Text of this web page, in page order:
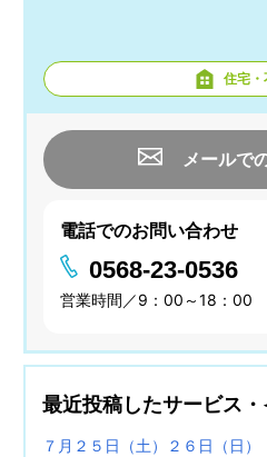
住宅・
メールで
電話でのお問い合わせ
0568-23-0536
営業時間／9：00～18：00
最近投稿したサービス
７月２５日（土）２６日（日